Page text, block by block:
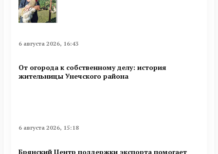
6 августа 2026, 16:43
От огорода к собственному делу: история
жительницы Унечского района
6 августа 2026, 15:18
Брянский Центр поддержки экспорта помогает